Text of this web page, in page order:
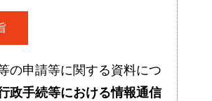
の申請等に関する資料につ
政手続等における情報通信